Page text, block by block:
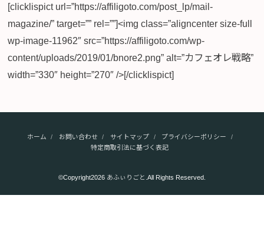
[clicklispict url=”https://affiligoto.com/post_lp/mail-
magazine/” target=”” rel=””]<img class=”aligncenter size-full
wp-image-11962″ src=”https://affiligoto.com/wp-
content/uploads/2019/01/bnore2.png” alt=”カフェオレ戦略”
width=”330″ height=”270″ />[/clicklispict]
ホーム お問い合わせ サイトマップ
プライバシーポリシー
特定商取引法に基づく表記
©Copyright2026 あふぃりごと .All Rights Reserved.